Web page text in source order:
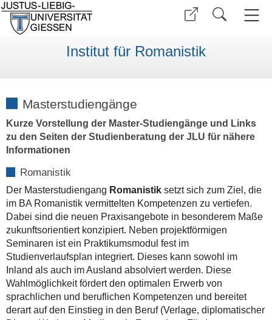
Institut für Romanistik
Masterstudiengänge
Kurze Vorstellung der Master-Studiengänge und Links
zu den Seiten der Studienberatung der JLU für nähere
Informationen
Romanistik
Der Masterstudiengang Romanistiksetzt sich zum Ziel, die
im BA Romanistik vermittelten Kompetenzen zu vertiefen.
Dabei sind die neuen Praxisangebote in besonderem Maße
zukunftsorientiert konzipiert. Neben projektförmigen
Seminaren ist ein Praktikumsmodul fest im
Studienverlaufsplan integriert. Dieses kann sowohl im
Inland als auch im Ausland absolviert werden. Diese
Wahlmöglichkeit fördert den optimalen Erwerb von
sprachlichen und beruflichen Kompetenzen und bereitet
derart auf den Einstieg in den Beruf (Verlage, diplomatischer